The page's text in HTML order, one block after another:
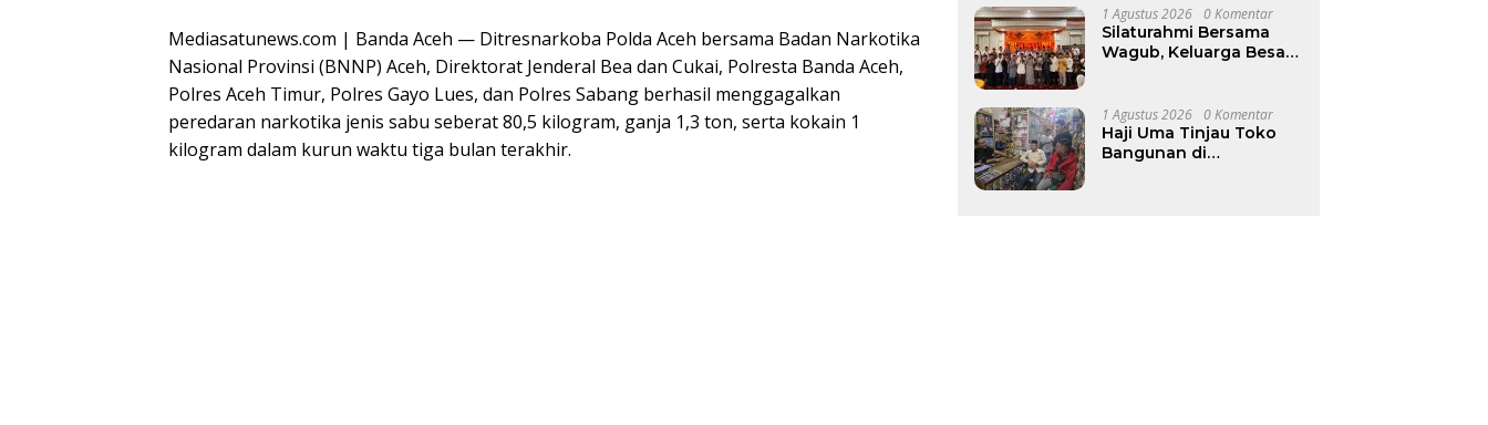
Mediasatunews.com | Banda Aceh — Ditresnarkoba Polda Aceh bersama Badan Narkotika
Nasional Provinsi (BNNP) Aceh, Direktorat Jenderal Bea dan Cukai, Polresta Banda Aceh,
Polres Aceh Timur, Polres Gayo Lues, dan Polres Sabang berhasil menggagalkan
peredaran narkotika jenis sabu seberat 80,5 kilogram, ganja 1,3 ton, serta kokain 1
kilogram dalam kurun waktu tiga bulan terakhir.
Penjelasan
1 Agustus 2026 0 Komentar
Silaturahmi Bersama
Wagub, Keluarga Besar
Khidmat untuk Aceh
1 Agustus 2026 0 Komentar
Haji Uma Tinjau Toko
Bangunan di